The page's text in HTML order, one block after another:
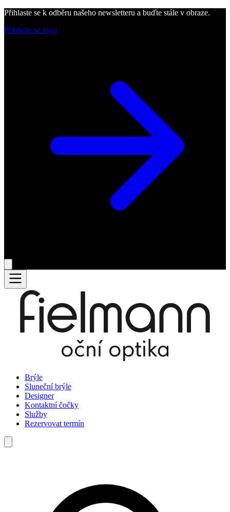
Přihlaste se k odběru našeho newsletteru a buďte stále v obraze.
Přihlaste se nyní
Brýle
Sluneční brýle
Designer
Kontaktní čočky
Služby
Rezervovat termín